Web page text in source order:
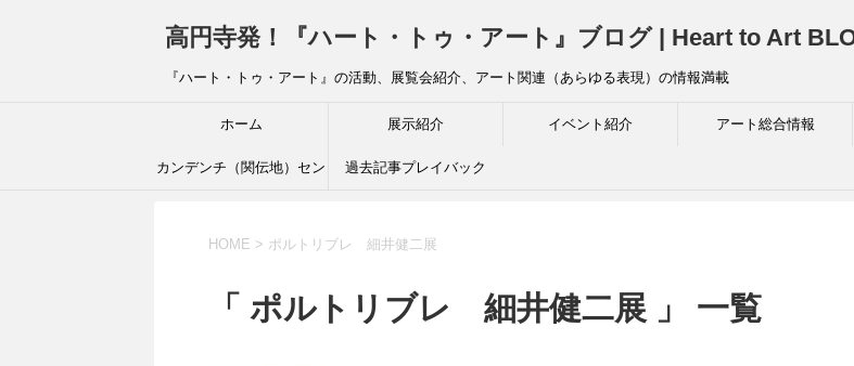
高円寺発！『ハート・トゥ・アート』ブログ | Heart to Art
『ハート・トゥ・アート』の活動、展覧会紹介、アート関連（あらゆる表現）の情報満載
ホーム 展示紹介 イベント紹介 アート総合情報
カンデンチ（関伝地）セン 過去記事プレイバック
HOME > ポルトリブレ 細井健二展
「 ポルトリブレ 細井健二展 」 一覧